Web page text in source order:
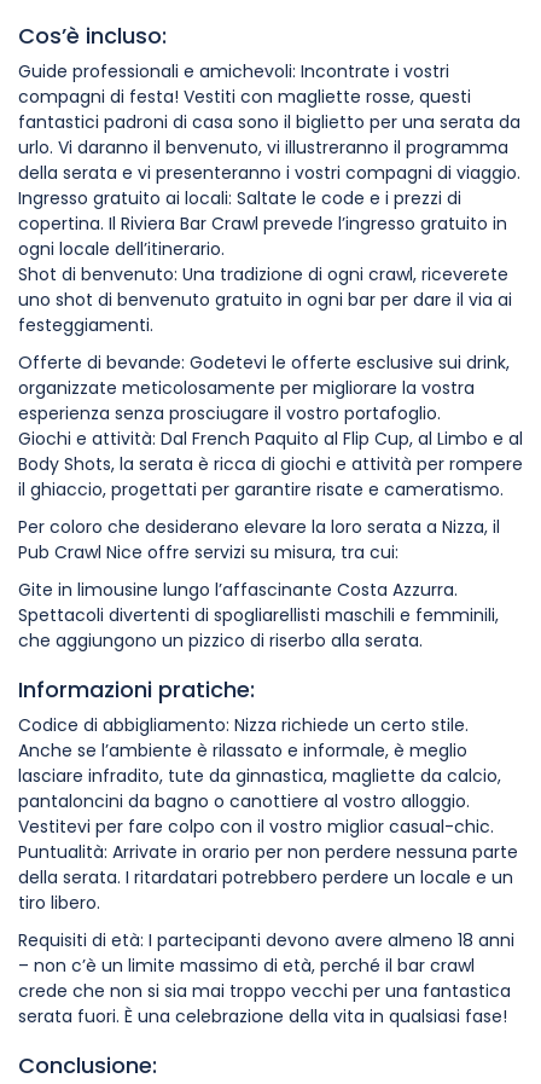
Cos’è incluso:
Guide professionali e amichevoli: Incontrate i vostri
compagni di festa! Vestiti con magliette rosse, questi
fantastici padroni di casa sono il biglietto per una serata da
urlo. Vi daranno il benvenuto, vi illustreranno il programma
della serata e vi presenteranno i vostri compagni di viaggio.
Ingresso gratuito ai locali: Saltate le code e i prezzi di
copertina. Il Riviera Bar Crawl prevede l’ingresso gratuito in
ogni locale dell’itinerario.
Shot di benvenuto: Una tradizione di ogni crawl, riceverete
uno shot di benvenuto gratuito in ogni bar per dare il via ai
festeggiamenti.
Offerte di bevande: Godetevi le offerte esclusive sui drink,
organizzate meticolosamente per migliorare la vostra
esperienza senza prosciugare il vostro portafoglio.
Giochi e attività: Dal French Paquito al Flip Cup, al Limbo e al
Body Shots, la serata è ricca di giochi e attività per rompere
il ghiaccio, progettati per garantire risate e cameratismo.
Per coloro che desiderano elevare la loro serata a Nizza, il
Pub Crawl Nice offre servizi su misura, tra cui:
Gite in limousine lungo l’affascinante Costa Azzurra.
Spettacoli divertenti di spogliarellisti maschili e femminili,
che aggiungono un pizzico di riserbo alla serata.
Informazioni pratiche:
Codice di abbigliamento: Nizza richiede un certo stile.
Anche se l’ambiente è rilassato e informale, è meglio
lasciare infradito, tute da ginnastica, magliette da calcio,
pantaloncini da bagno o canottiere al vostro alloggio.
Vestitevi per fare colpo con il vostro miglior casual-chic.
Puntualità: Arrivate in orario per non perdere nessuna parte
della serata. I ritardatari potrebbero perdere un locale e un
tiro libero.
Requisiti di età: I partecipanti devono avere almeno 18 anni
– non c’è un limite massimo di età, perché il bar crawl
crede che non si sia mai troppo vecchi per una fantastica
serata fuori. È una celebrazione della vita in qualsiasi fase!
Conclusione: